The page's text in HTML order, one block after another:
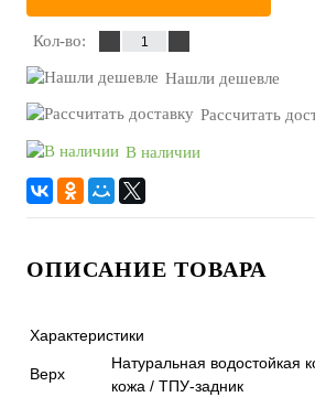
Кол-во:
Нашли дешевле
Рассчитать
В наличии
ОПИСАНИЕ ТОВАРА
Характеристики
Верх
Натуральная водостойкая
кожа / ТПУ-задник